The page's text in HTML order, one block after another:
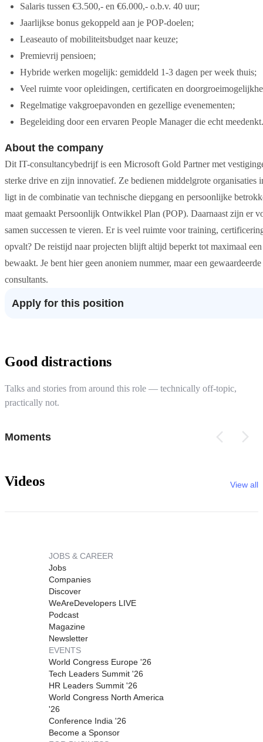
Salaris tussen €3.500,- en €6.000,- o.b.v. 40 uur;
Jaarlijkse bonus gekoppeld aan je POP-doelen;
Leaseauto of mobiliteitsbudget naar keuze;
Premievrij pensioen;
Hybride werken mogelijk: gemiddeld 1-3 dagen per week thuis;
Veel ruimte voor opleidingen, certificaten en
Regelmatige vakgroepavonden en gezellige evenementen;
Begeleiding door een ervaren People Manager die echt meedenkt.
About the company
Dit IT-consultancybedrijf is een Microsoft Gold Partner met
sterke drive en zijn innovatief. Ze bedienen middelgrote
ligt in de combinatie van technische diepgang en persoonlijke
maat gemaakt Persoonlijk Ontwikkel Plan (POP). Daarnaast zijn er
samen successen te vieren. Er is veel ruimte voor training,
opvalt? De reistijd naar projecten blijft altijd beperkt tot maximaal
bewaakt. Je bent hier geen anoniem nummer, maar een
consultants.
Apply for this position
Good distractions
Talks and stories from around this role — technically off-topic,
practically not.
Moments
Videos View all
JOBS & CAREER
Jobs
Companies
Discover
WeAreDevelopers LIVE
Podcast
Magazine
Newsletter
EVENTS
World Congress Europe '26
Tech Leaders Summit '26
HR Leaders Summit '26
World Congress North America
'26
Conference India '26
Become a Sponsor